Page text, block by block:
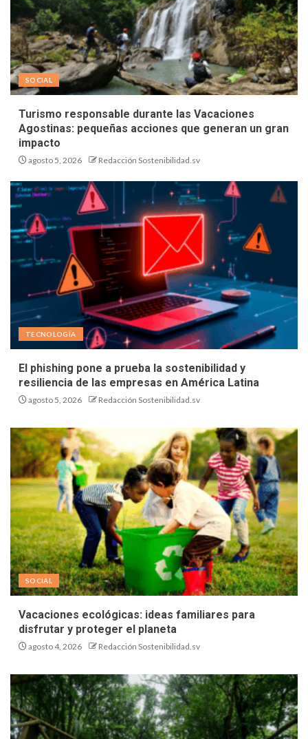
SOCIAL
Turismo responsable durante las Vacaciones
Agostinas: pequeñas acciones que generan un gran
impacto
agosto 5, 2026 Redacción Sostenibilidad.sv
TECNOLOGÍA
El phishing pone a prueba la sostenibilidad y
resiliencia de las empresas en América Latina
agosto 5, 2026 Redacción Sostenibilidad.sv
SOCIAL
Vacaciones ecológicas: ideas familiares para
disfrutar y proteger el planeta
agosto 4, 2026 Redacción Sostenibilidad.sv